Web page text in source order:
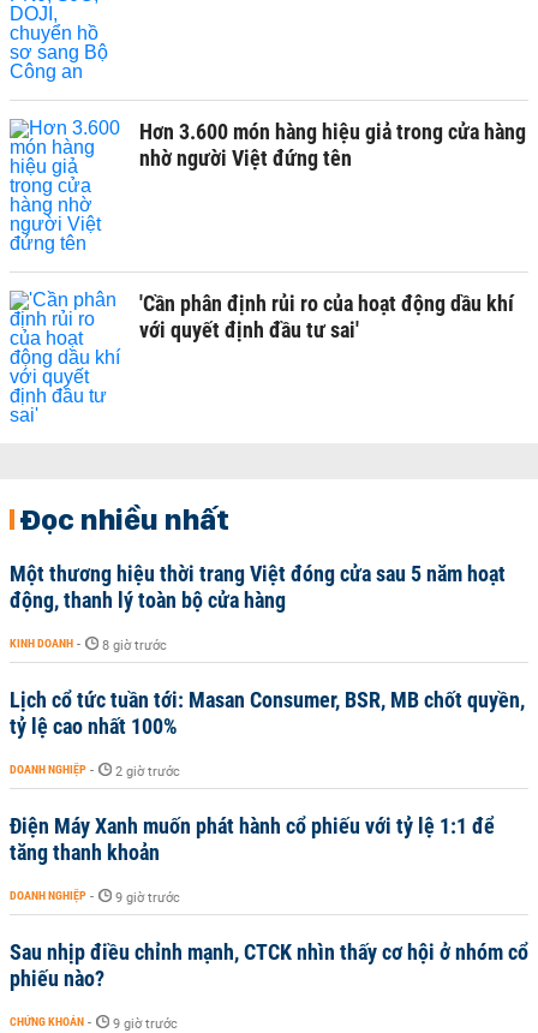
Hơn 3.600 món hàng hiệu giả trong cửa hàng
nhờ người Việt đứng tên
'Cần phân định rủi ro của hoạt động dầu khí
với quyết định đầu tư sai'
Đọc nhiều nhất
Một thương hiệu thời trang Việt đóng cửa sau 5 năm hoạt
động, thanh lý toàn bộ cửa hàng
KINH DOANH - 8 giờ trước
Lịch cổ tức tuần tới: Masan Consumer, BSR, MB chốt quyền,
tỷ lệ cao nhất 100%
DOANH NGHIỆP - 2 giờ trước
Điện Máy Xanh muốn phát hành cổ phiếu với tỷ lệ 1:1 để
tăng thanh khoản
DOANH NGHIỆP - 9 giờ trước
Sau nhịp điều chỉnh mạnh, CTCK nhìn thấy cơ hội ở nhóm cổ
phiếu nào?
CHỨNG KHOÁN - 9 giờ trước